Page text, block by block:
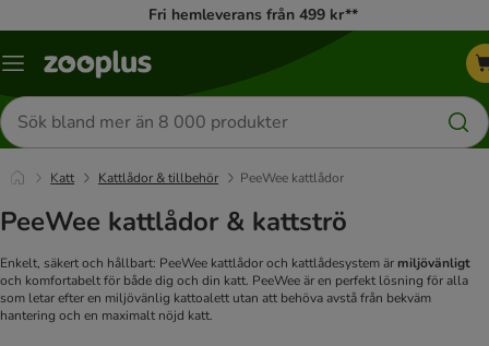
Fri hemleverans från 499 kr**
Katalogmeny
Sök
efter
produkter
Katt Kattlådor & tillbehör PeeWee kattlådor
PeeWee kattlådor & kattströ
Enkelt, säkert och hållbart: PeeWee kattlådor och kattlådesystem är miljövänligt
och komfortabelt för både dig och din katt. PeeWee är en perfekt lösning för alla
som letar efter en miljövänlig kattoalett utan att behöva avstå från bekväm
hantering och en maximalt nöjd katt.